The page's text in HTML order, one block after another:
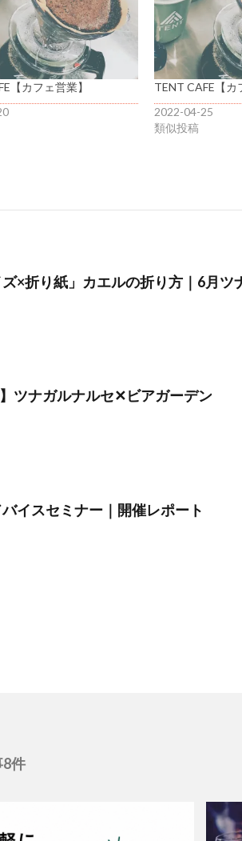
【カフェ営業】
TENT CAFE【カ
2022-04-25
類似投稿
ズ×折り紙」カエルの折り方｜6月ツ
】ツナガルナルセ✕ビアガーデン
イスセミナー｜開催レポート
件